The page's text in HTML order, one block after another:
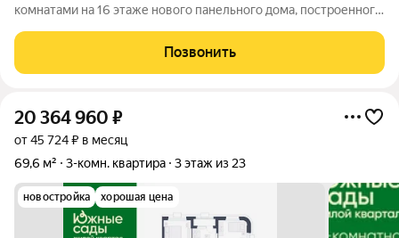
комнатами на 16 этаже нового панельного дома, построенного
позволяет сразу вьехать и жить. Окна выходят во двор,
обеспечивая тишину и
Позвонить
20 364 960 ₽
от 45 724 ₽ в месяц
69,6 м²
3-комн. квартира 3 этаж из 23
новостройка хорошая цена